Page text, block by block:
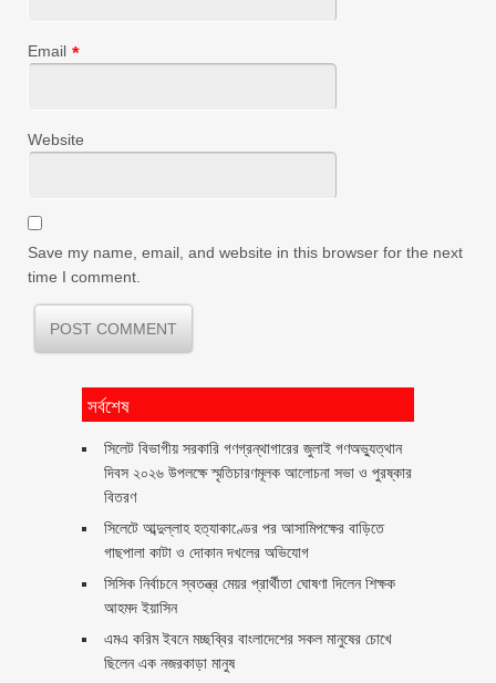
Email *
Website
Save my name, email, and website in this browser for the next
time I comment.
সর্বশেষ
সিলেট বিভাগীয় সরকারি গণগ্রন্থাগারের জুলাই গণঅভ্যুত্থান
দিবস ২০২৬ উপলক্ষে স্মৃতিচারণমূলক আলোচনা সভা ও পুরষ্কার
বিতরণ ‎ ‎
সিলেটে আব্দুল্লাহ হত্যাকাণ্ডের পর আসামিপক্ষের বাড়িতে
গাছপালা কাটা ও দোকান দখলের অভিযোগ
সিসিক নির্বাচনে স্বতন্ত্র মেয়র প্রার্থীতা ঘোষণা দিলেন শিক্ষক
আহমদ ইয়াসিন
এমএ করিম ইবনে মচ্ছব্বির বাংলাদেশের সকল মানুষের চোখে
ছিলেন এক নজরকাড়া মানুষ ‎